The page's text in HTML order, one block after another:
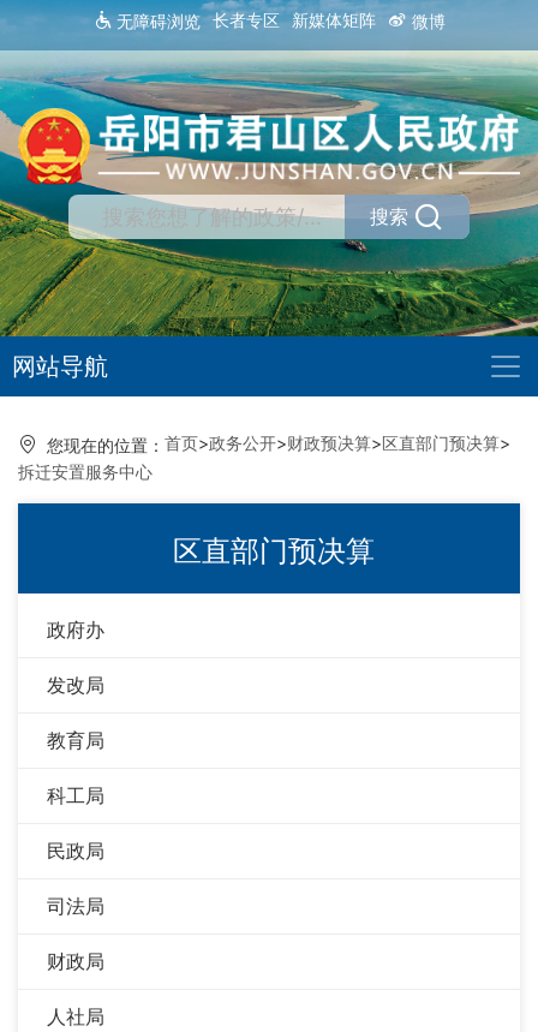
无障碍浏览 长者专区 新媒体矩阵 微博
搜索
网站导航
您现在的位置： 首页>政务公开>财政预决算>区直部门预决算>
拆迁安置服务中心
区直部门预决算
政府办
发改局
教育局
科工局
民政局
司法局
财政局
人社局